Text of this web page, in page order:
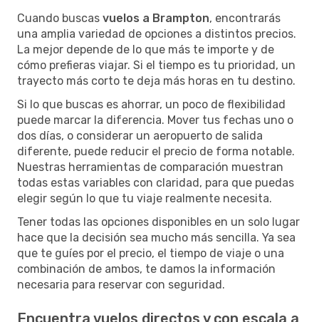
Cuando buscas vuelos a Brampton, encontrarás
una amplia variedad de opciones a distintos precios.
La mejor depende de lo que más te importe y de
cómo prefieras viajar. Si el tiempo es tu prioridad, un
trayecto más corto te deja más horas en tu destino.
Si lo que buscas es ahorrar, un poco de flexibilidad
puede marcar la diferencia. Mover tus fechas uno o
dos días, o considerar un aeropuerto de salida
diferente, puede reducir el precio de forma notable.
Nuestras herramientas de comparación muestran
todas estas variables con claridad, para que puedas
elegir según lo que tu viaje realmente necesita.
Tener todas las opciones disponibles en un solo lugar
hace que la decisión sea mucho más sencilla. Ya sea
que te guíes por el precio, el tiempo de viaje o una
combinación de ambos, te damos la información
necesaria para reservar con seguridad.
Encuentra vuelos directos y con escala a